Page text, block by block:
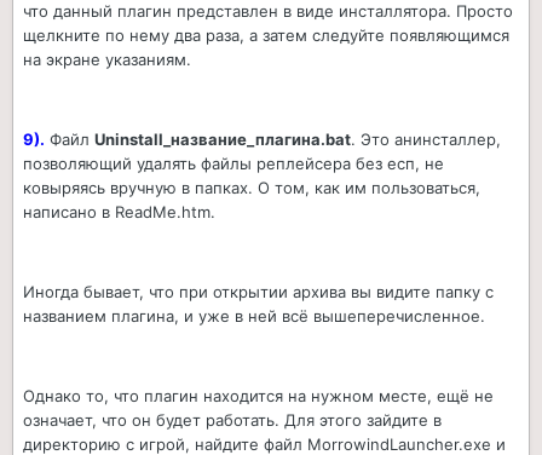
что данный плагин представлен в виде инсталлятора. Просто
щелкните по нему два раза, а затем следуйте появляющимся
на экране указаниям.
9). Файл Uninstall_название_плагина.bat. Это анинсталлер,
позволяющий удалять файлы реплейсера без есп, не
ковыряясь вручную в папках. О том, как им пользоваться,
написано в ReadMe.htm.
Иногда бывает, что при открытии архива вы видите папку с
названием плагина, и уже в ней всё вышеперечисленное.
Однако то, что плагин находится на нужном месте, ещё не
означает, что он будет работать. Для этого зайдите в
директорию с игрой, найдите файл MorrowindLauncher.exe и